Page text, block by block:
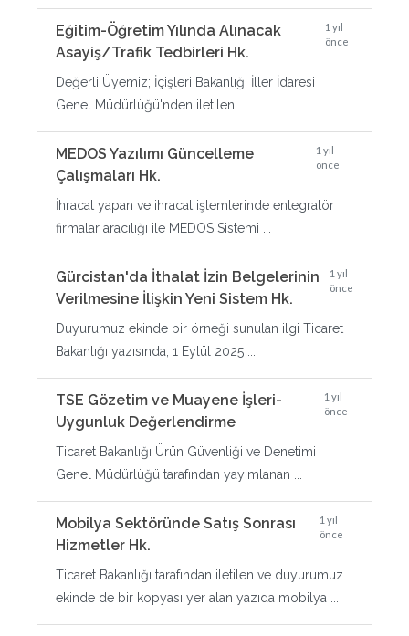
Eğitim-Öğretim Yılında Alınacak
Asayiş/Trafik Tedbirleri Hk.
1 yıl
önce
Değerli Üyemiz; İçişleri Bakanlığı İller İdaresi
Genel Müdürlüğü'nden iletilen ...
MEDOS Yazılımı Güncelleme
Çalışmaları Hk.
1 yıl
önce
İhracat yapan ve ihracat işlemlerinde entegratör
firmalar aracılığı ile MEDOS Sistemi ...
Gürcistan'da İthalat İzin Belgelerinin
Verilmesine İlişkin Yeni Sistem Hk.
1 yıl
önce
Duyurumuz ekinde bir örneği sunulan ilgi Ticaret
Bakanlığı yazısında, 1 Eylül 2025 ...
TSE Gözetim ve Muayene İşleri-
Uygunluk Değerlendirme
1 yıl
önce
Ticaret Bakanlığı Ürün Güvenliği ve Denetimi
Genel Müdürlüğü tarafından yayımlanan ...
Mobilya Sektöründe Satış Sonrası
Hizmetler Hk.
1 yıl
önce
Ticaret Bakanlığı tarafından iletilen ve duyurumuz
ekinde de bir kopyası yer alan yazıda mobilya ...